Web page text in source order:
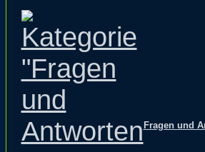
Fragen und